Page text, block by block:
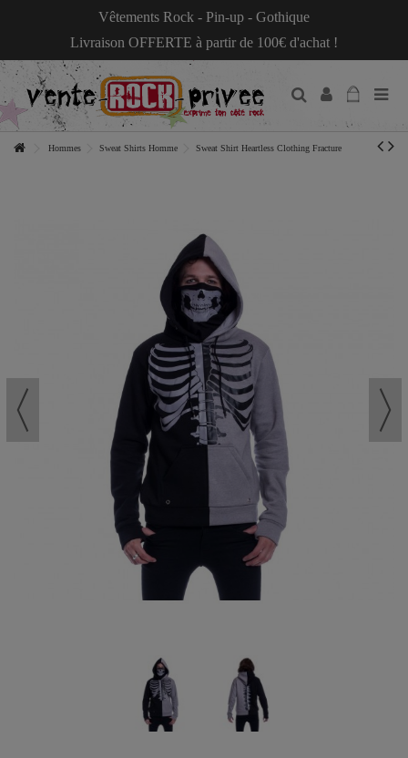
Vêtements Rock - Pin-up - Gothique
Livraison OFFERTE à partir de 100€ d'achat !
Hommes Sweat Shirts Homme Sweat Shirt Heartless Clothing Fracture